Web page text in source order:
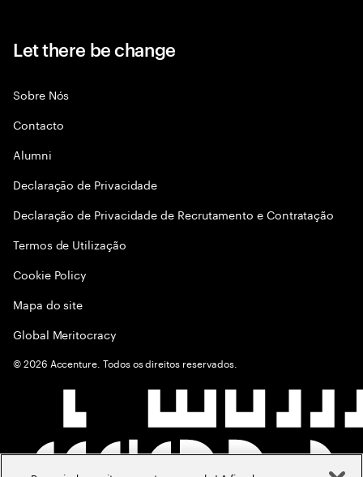
Let there be change
Sobre Nós
Contacto
Alumni
Declaraçāo de Privacidade
Declaração de Privacidade de Recrutamento e Contratação
Termos de Utilização
Cookie Policy
Mapa do site
Global Meritocracy
©2026 Accenture. Todos os direitos reservados.